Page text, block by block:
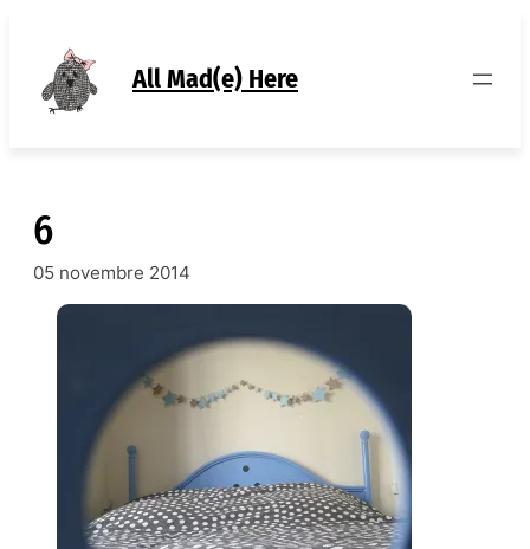
contenu
All Mad(e) Here
6
05 novembre 2014